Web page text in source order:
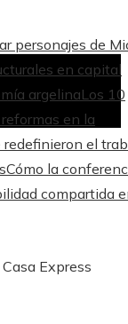
personajes de
en capital
argelinaLos 10
en la
redefinieron el
Cómo la
compartida
Express